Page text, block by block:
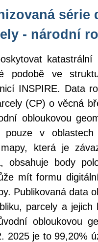
série
- národní
katastrální
podobě ve
INSPIRE. Data
(CP) o věcná
obloukovou
v
která je
obsahuje body
mít formu
Publikovaná data
parcely a jejich
obloukovou
2025 je to 99,20%